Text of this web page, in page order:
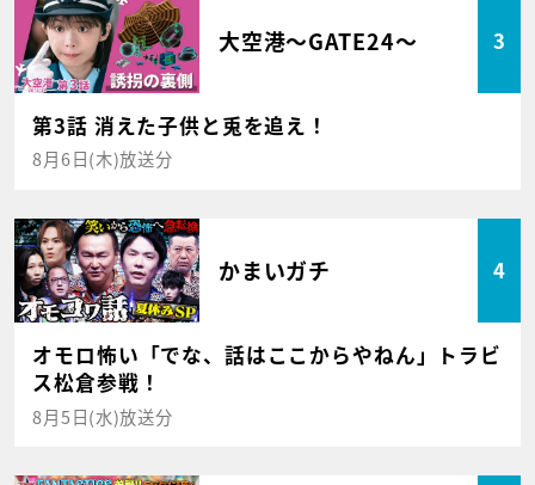
大空港～GATE24～ 3
第3話 消えた子供と兎を追え！
8月6日(木)放送分
かまいガチ 4
オモロ怖い「でな、話はここからやねん」トラビ
ス松倉参戦！
8月5日(水)放送分